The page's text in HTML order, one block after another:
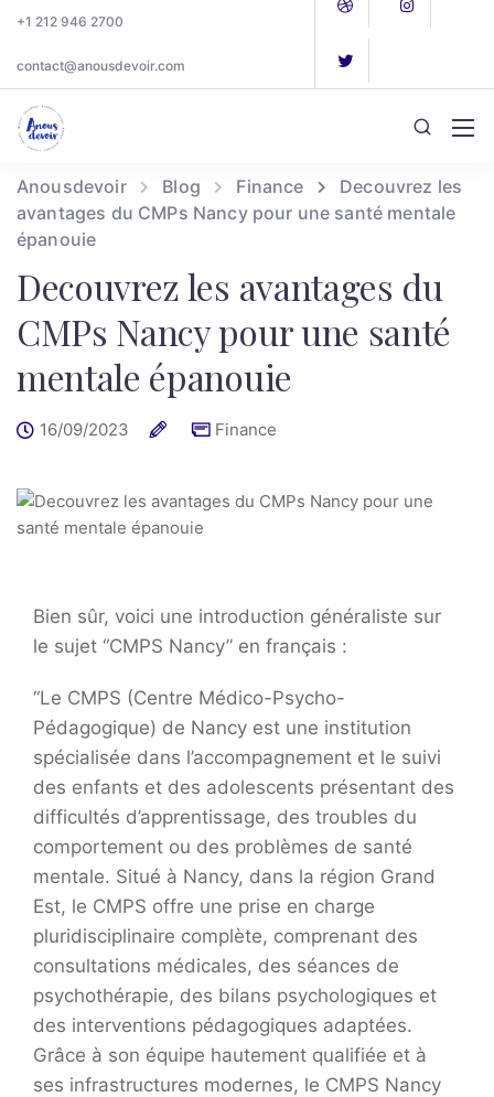
+1 212 946 2700
contact@anousdevoir.com
Anousdevoir Blog Finance
Decouvrez les
avantages du CMPs Nancy pour une santé mentale
épanouie
Decouvrez les avantages du
CMPs Nancy pour une santé
mentale épanouie
16/09/2023 Finance
Bien sûr, voici une introduction généraliste sur
le sujet “CMPS Nancy” en français :
“Le CMPS (Centre Médico-Psycho-
Pédagogique) de Nancy est une institution
spécialisée dans l’accompagnement et le suivi
des enfants et des adolescents présentant des
difficultés d’apprentissage, des troubles du
comportement ou des problèmes de santé
mentale. Situé à Nancy, dans la région Grand
Est, le CMPS offre une prise en charge
pluridisciplinaire complète, comprenant des
consultations médicales, des séances de
psychothérapie, des bilans psychologiques et
des interventions pédagogiques adaptées.
Grâce à son équipe hautement qualifiée et à
ses infrastructures modernes, le CMPS Nancy